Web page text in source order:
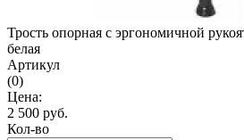
Трость опорная с эргономичной
белая
Артикул
(0)
Цена:
2 500 руб.
Кол-во